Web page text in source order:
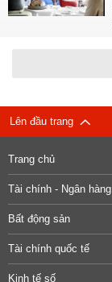
Lên đầu trang
Trang chủ
Tài chính - Ngân hàng
Bất động sản
Tài chính quốc tế
Kinh tế số